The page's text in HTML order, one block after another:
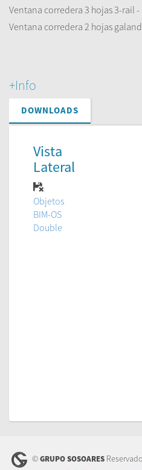
Ventana corredera 3 hojas 3-rail -
Ventana corredera 2 hojas
+Info
DOWNLOADS
Vista
Lateral
Objetos
BIM-OS
Double
©GRUPO SOSOARES